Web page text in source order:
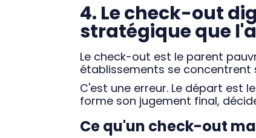
4. Le check-out
stratégique que
Le check-out est le parent
établissements se concentrent
C'est une erreur. Le départ est
forme son jugement final,
Ce qu'un check-out